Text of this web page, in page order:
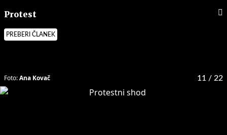
Protest
PREBERI ČLANEK
11 / 22
Foto:Ana Kovač